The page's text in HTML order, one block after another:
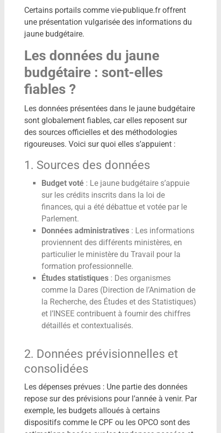
Certains portails comme vie-publique.fr offrent
une présentation vulgarisée des informations du
jaune budgétaire.
Les données du jaune
budgétaire : sont-elles
fiables ?
Les données présentées dans le jaune budgétaire
sont globalement fiables, car elles reposent sur
des sources officielles et des méthodologies
rigoureuses. Voici sur quoi elles s’appuient :
1. Sources des données
Budget voté: Le jaune budgétaire s’appuie
sur les crédits inscrits dans la loi de
finances, qui a été débattue et votée par le
Parlement.
Données administratives: Les informations
proviennent des différents ministères, en
particulier le ministère du Travail pour la
formation professionnelle.
Études statistiques: Des organismes
comme la Dares (Direction de l’Animation de
la Recherche, des Études et des Statistiques)
et l’INSEE contribuent à fournir des chiffres
détaillés et contextualisés.
2. Données prévisionnelles et
consolidées
Les dépenses prévues : Une partie des données
repose sur des prévisions pour l’année à venir. Par
exemple, les budgets alloués à certains
dispositifs comme le CPF ou les OPCO sont des